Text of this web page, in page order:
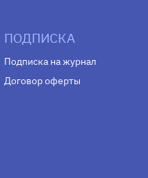
ПОДПИСКА
Подписка на журнал
Договор оферты